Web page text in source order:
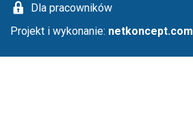
Dla pracowników
Projekt i wykonanie: netkoncept.com